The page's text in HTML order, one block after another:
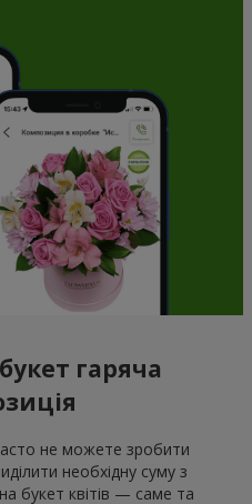
гаряча
не можете зробити
необхідну суму з
букет квітів — саме та